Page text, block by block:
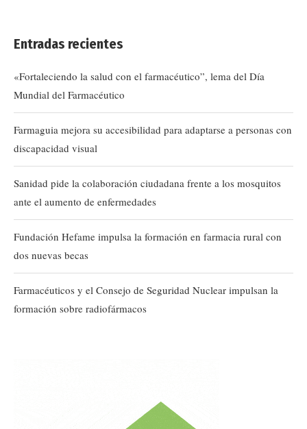
Entradas recientes
«Fortaleciendo la salud con el farmacéutico”, lema del Día
Mundial del Farmacéutico
Farmaguia mejora su accesibilidad para adaptarse a personas con
discapacidad visual
Sanidad pide la colaboración ciudadana frente a los mosquitos
ante el aumento de enfermedades
Fundación Hefame impulsa la formación en farmacia rural con
dos nuevas becas
Farmacéuticos y el Consejo de Seguridad Nuclear impulsan la
formación sobre radiofármacos